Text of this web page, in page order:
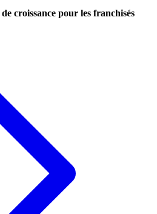
croissance pour les franchisés